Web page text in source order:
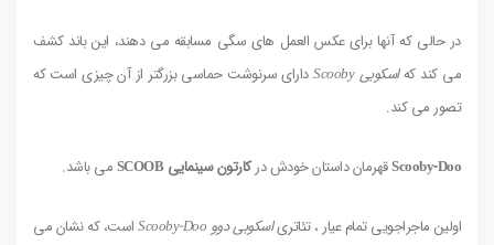
در حالی که آنها برای عکس العمل های سگی مسابقه می دهند، این باند کشف
می کند کهاسکوبی Scooby
دارای سرنوشت حماسی بزرگتر از آن چیزی است که
تصور می کند.
Scooby-Dooقهرمان داستان خودش درکارتون سینمایی SCOOB می باشد.
اولین ماجراجویی تمام عیار ، تئاتریاسکوبی دوو Scooby-Doo
است، که نشان می